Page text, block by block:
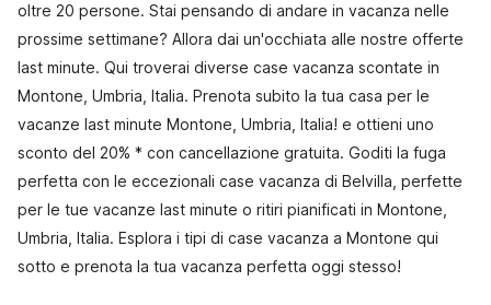
oltre 20 persone. Stai pensando di andare in vacanza nelle
prossime settimane? Allora dai un'occhiata alle nostre offerte
last minute. Qui troverai diverse case vacanza scontate in
Montone, Umbria, Italia. Prenota subito la tua casa per le
vacanze last minute Montone, Umbria, Italia! e ottieni uno
sconto del 20% * con cancellazione gratuita. Goditi la fuga
perfetta con le eccezionali case vacanza di Belvilla, perfette
per le tue vacanze last minute o ritiri pianificati in Montone,
Umbria, Italia. Esplora i tipi di case vacanza a Montone qui
sotto e prenota la tua vacanza perfetta oggi stesso!